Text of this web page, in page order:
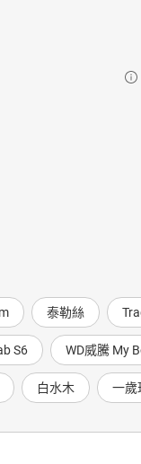
泰勒絲
S6 WD威騰 My
白水木 一歲